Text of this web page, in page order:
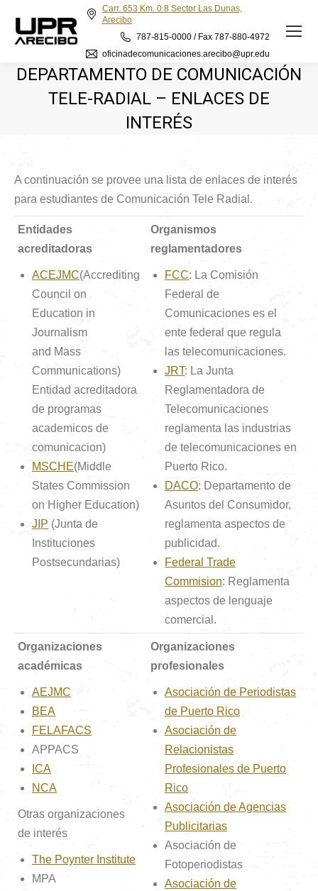
Carr. 653 Km. 0.8 Sector Las Dunas,
Arecibo
787-815-0000 / Fax 787-880-4972
oficinadecomunicaciones.arecibo@upr.edu
DEPARTAMENTO DE COMUNICACIÓN
TELE-RADIAL – ENLACES DE
INTERÉS
A continuación se provee una lista de enlaces de interés
para estudiantes de Comunicación Tele Radial.
Entidades
acreditadoras
ACEJMC(Accrediting
Council on
Education in
Journalism
and Mass
Communications)
Entidad acreditadora
de programas
academicos de
comunicacion)
MSCHE(Middle
States Commission
on Higher Education)
JIP (Junta de
Instituciones
Postsecundarias)
Organismos
reglamentadores
FCC: La Comisión
Federal de
Comunicaciones es el
ente federal que regula
las telecomunicaciones.
JRT: La Junta
Reglamentadora de
Telecomunicaciones
reglamenta las industrias
de telecomunicaciones en
Puerto Rico.
DACO: Departamento de
Asuntos del Consumidor,
reglamenta aspectos de
publicidad.
Federal Trade
Commision: Reglamenta
aspectos de lenguaje
comercial.
Organizaciones
académicas
AEJMC
BEA
FELAFACS
APPACS
ICA
NCA
Otras organizaciones
de interés
The Poynter Institute
MPA
Organizaciones
profesionales
Asociación de Periodistas
de Puerto Rico
Asociación de
Relacionistas
Profesionales de Puerto
Rico
Asociación de Agencias
Publicitarias
Asociación de
Fotoperiodistas
Asociación de